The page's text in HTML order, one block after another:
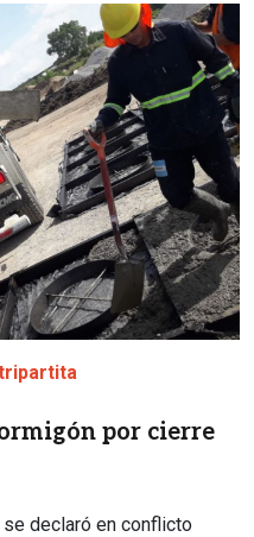
por cierre
se declaró en conflicto